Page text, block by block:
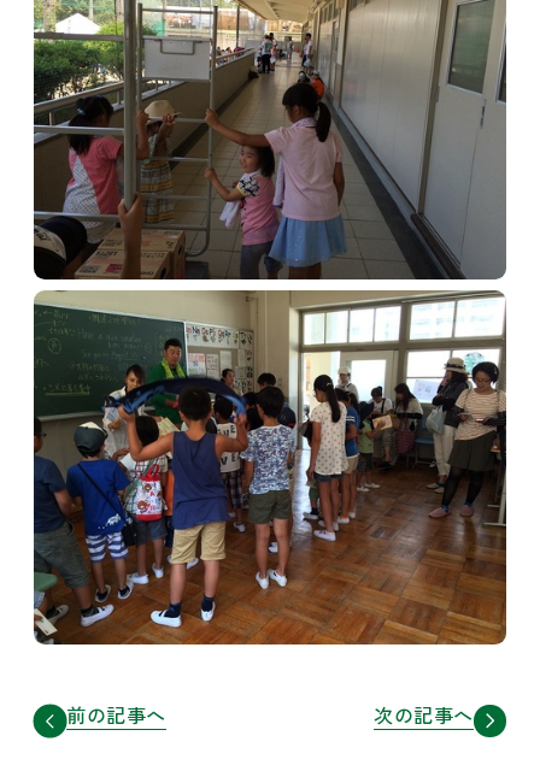
前の記事へ 次の記事へ